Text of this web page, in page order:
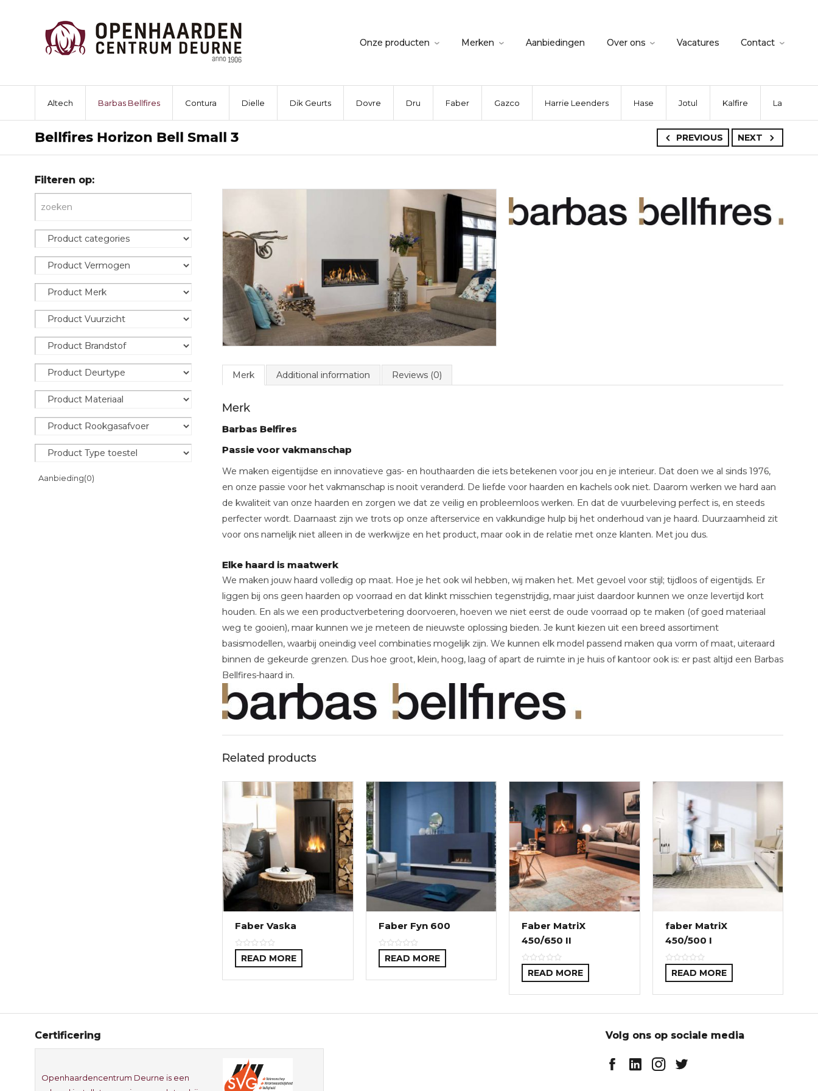
Onze producten Merken Aanbiedingen Over ons Vacatures Contact
Altech Barbas Bellfires Contura Dielle Dik Geurts Dovre Dru Faber Gazco Harrie Leenders Hase Jotul Kalfire La
PREVIOUS NEXT
Bellfires Horizon Bell Small 3
Merk Additional information Reviews (0)
Merk
Barbas Belfires
Passie voor vakmanschap
We maken eigentijdse en innovatieve gas- en houthaarden die iets betekenen voor jou en je interieur. Dat doen we al sinds 1976,
en onze passie voor het vakmanschap is nooit veranderd. De liefde voor haarden en kachels ook niet. Daarom werken we hard aan
de kwaliteit van onze haarden en zorgen we dat ze veilig en probleemloos werken. En dat de vuurbeleving perfect is, en steeds
perfecter wordt. Daarnaast zijn we trots op onze afterservice en vakkundige hulp bij het onderhoud van je haard. Duurzaamheid zit
voor ons namelijk niet alleen in de werkwijze en het product, maar ook in de relatie met onze klanten. Met jou dus.
Elke haard is maatwerk
We maken jouw haard volledig op maat. Hoe je het ook wil hebben, wij maken het. Met gevoel voor stijl; tijdloos of eigentijds. Er
liggen bij ons geen haarden op voorraad en dat klinkt misschien tegenstrijdig, maar juist daardoor kunnen we onze levertijd kort
houden. En als we een productverbetering doorvoeren, hoeven we niet eerst de oude voorraad op te maken (of goed materiaal
weg te gooien), maar kunnen we je meteen de nieuwste oplossing bieden. Je kunt kiezen uit een breed assortiment
basismodellen, waarbij oneindig veel combinaties mogelijk zijn. We kunnen elk model passend maken qua vorm of maat, uiteraard
binnen de gekeurde grenzen. Dus hoe groot, klein, hoog, laag of apart de ruimte in je huis of kantoor ook is: er past altijd een Barbas
Bellfires-haard in.
Related products
Faber Vaska
READ MORE
Faber Fyn 600
READ MORE
Faber MatriX
450/650 II
READ MORE
faber MatriX
450/500 I
READ MORE
Filteren op:
Aanbieding(0)
Certificering
Openhaardencentrum Deurne is een
Volg ons op sociale media